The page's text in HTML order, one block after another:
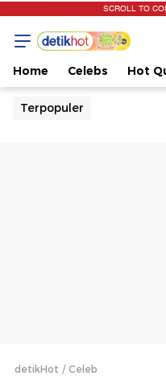
SCROLL TO
Home Celebs Hot
Terpopuler
detikHot Celeb